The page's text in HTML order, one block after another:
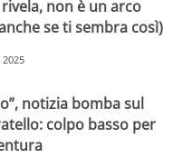
non è un arco
se ti sembra così)
notizia bomba sul
colpo basso per